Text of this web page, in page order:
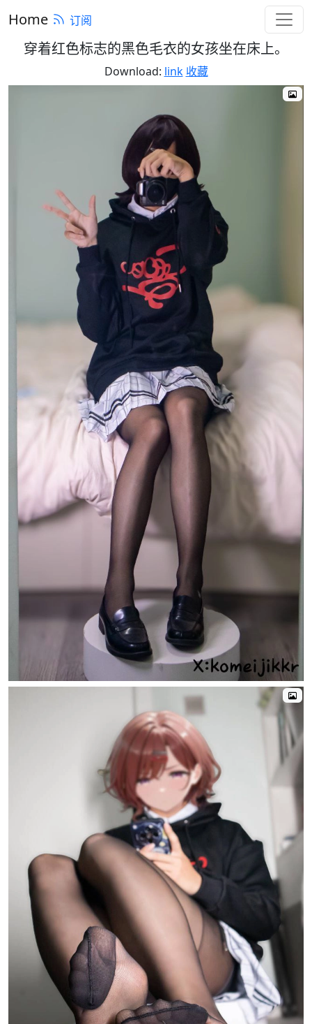
Home 订阅
穿着红色标志的黑色毛衣的女孩坐在床上。
Download: link 收藏